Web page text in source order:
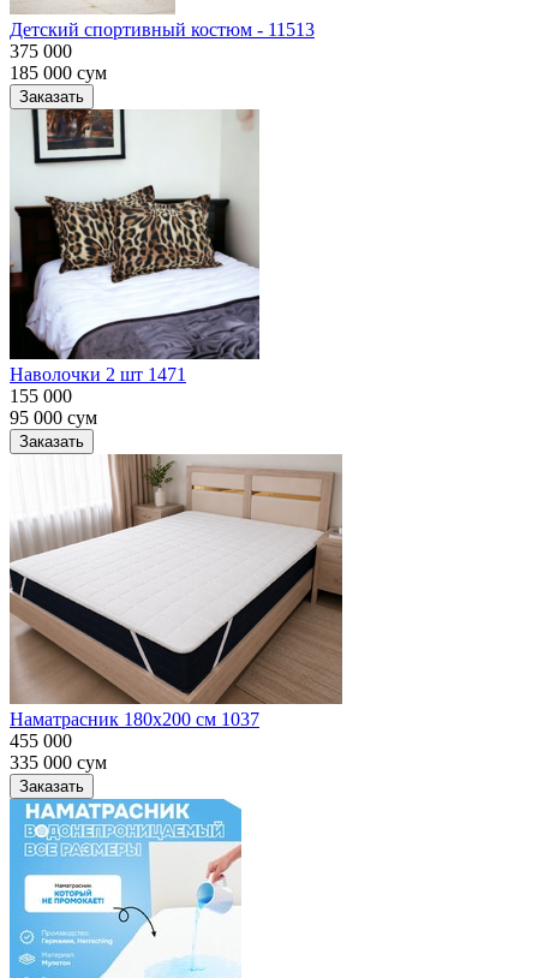
Детский спортивный костюм - 11513
375 000
185 000 сум
Заказать
Наволочки 2 шт 1471
155 000
95 000 сум
Заказать
Наматрасник 180х200 см 1037
455 000
335 000 сум
Заказать